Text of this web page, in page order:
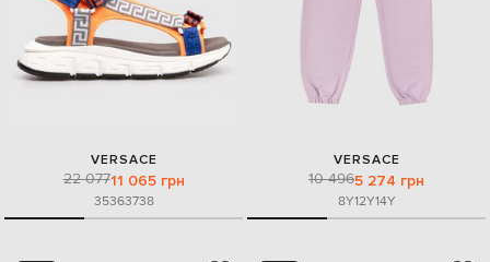
VERSACE
22 07711 065 грн
35363738
VERSACE
10 4965 274 грн
8Y12Y14Y